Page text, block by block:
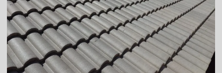
Telha americana esmaltada preço
Telha americana esmaltada valor
Telha americana esmaltada vermelha
Telha americana por m2